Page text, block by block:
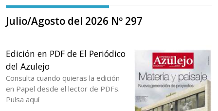
Julio/Agosto del 2026 Nº 297
Edición en PDF de El Periódico
del Azulejo
Consulta cuando quieras la edición
en Papel desde el lector de PDFs.
Pulsa aquí